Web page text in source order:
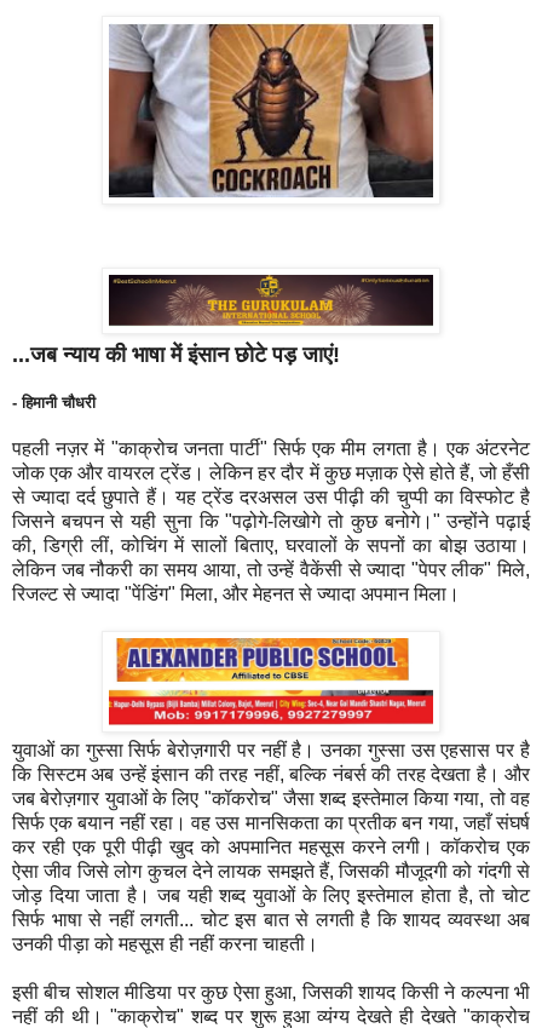
...जब न्याय की भाषा में इंसान छोटे पड़ जाएं!
- हिमानी चौधरी
पहली नज़र में "काक्रोच जनता पार्टी" सिर्फ एक मीम लगता है। एक अंटरनेट
जोक एक और वायरल ट्रेंड। लेकिन हर दौर में कुछ मज़ाक ऐसे होते हैं, जो हँसी
से ज्यादा दर्द छुपाते हैं। यह ट्रेंड दरअसल उस पीढ़ी की चुप्पी का विस्फोट है
जिसने बचपन से यही सुना कि "पढ़ोगे-लिखोगे तो कुछ बनोगे।" उन्होंने पढ़ाई
की, डिग्री लीं, कोचिंग में सालों बिताए, घरवालों के सपनों का बोझ उठाया।
लेकिन जब नौकरी का समय आया, तो उन्हें वैकेंसी से ज्यादा "पेपर लीक" मिले,
रिजल्ट से ज्यादा "पेंडिंग" मिला, और मेहनत से ज्यादा अपमान मिला।
युवाओं का गुस्सा सिर्फ बेरोज़गारी पर नहीं है। उनका गुस्सा उस एहसास पर है
कि सिस्टम अब उन्हें इंसान की तरह नहीं, बल्कि नंबर्स की तरह देखता है। और
जब बेरोज़गार युवाओं के लिए "कॉकरोच" जैसा शब्द इस्तेमाल किया गया, तो वह
सिर्फ एक बयान नहीं रहा। वह उस मानसिकता का प्रतीक बन गया, जहाँ संघर्ष
कर रही एक पूरी पीढ़ी खुद को अपमानित महसूस करने लगी। कॉकरोच एक
ऐसा जीव जिसे लोग कुचल देने लायक समझते हैं, जिसकी मौजूदगी को गंदगी से
जोड़ दिया जाता है। जब यही शब्द युवाओं के लिए इस्तेमाल होता है, तो चोट
सिर्फ भाषा से नहीं लगती... चोट इस बात से लगती है कि शायद व्यवस्था अब
उनकी पीड़ा को महसूस ही नहीं करना चाहती।
इसी बीच सोशल मीडिया पर कुछ ऐसा हुआ, जिसकी शायद किसी ने कल्पना भी
नहीं की थी। "काक्रोच" शब्द पर शुरू हुआ व्यंग्य देखते ही देखते "काक्रोच